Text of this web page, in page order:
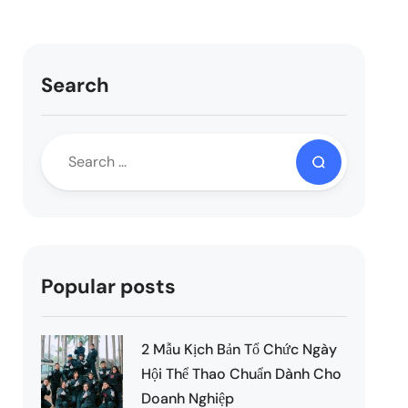
Search
Popular posts
2 Mẫu Kịch Bản Tổ Chức Ngày
Hội Thể Thao Chuẩn Dành Cho
Doanh Nghiệp